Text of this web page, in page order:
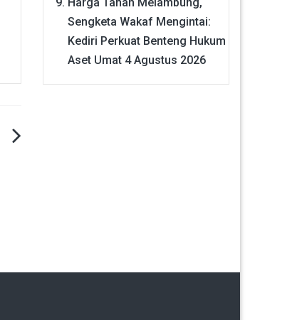
Sengketa Wakaf Mengintai:
Kediri Perkuat Benteng Hukum
Aset Umat 4 Agustus 2026